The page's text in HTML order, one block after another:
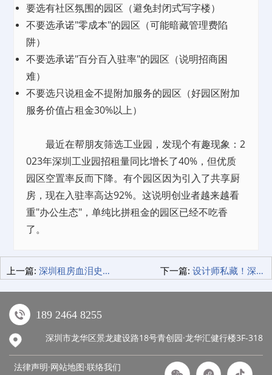
要选有社区氛围的园区（避免封闭式写字楼）
不要选承诺"零成本"的园区（可能暗藏管理费陷
阱）
不要选承诺"百分百入驻率"的园区（说明招商困
难）
不要选只说租金不提附加服务的园区（好园区附加
服务价值占租金30%以上）
最近在帮朋友筛选工业园，发现个有趣现象：2
023年深圳工业园招租量同比增长了40%，但优质
园区空置率反而下降。有个园区因为引入了共享厨
房，现在入驻率高达92%。这说明创业者越来越看
重"办公生态"，单纯比拼租金的园区已经不吃香
了。
上一篇: 深圳租房血泪史！公寓租赁费用“标准”曝光，看完少赔两个月押金！ 下一篇: 设计师私藏！深圳人抢疯的家具建材排行，颜值与实用我全都要！
189 2464 8255
深圳市龙华区景龙建设路18号青创园·龙华汇健行楼3F-318
法律声明·网站地图·联络我们